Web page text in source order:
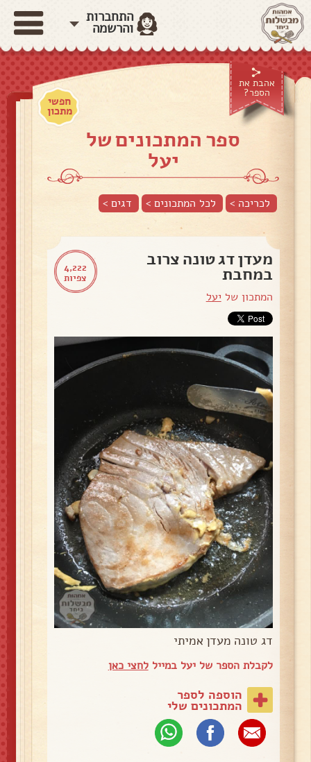
התחברות
והרשמה
אהבת את
הספר?
חפשי
מתכון
ספר המתכונים של
יעל
לכריכה > לכל המתכונים > דגים>
4,222
צפיות
מעדן דג טונה צרוב
במחבת
המתכון של יעל
דג טונה מעדן אמיתי
לקבלת הספר של יעל במייללחצי כאן
הוספה לספר
המתכונים שלי